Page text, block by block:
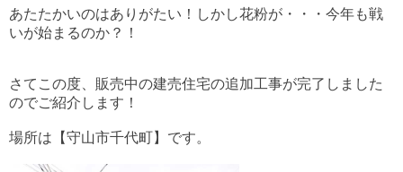
あたたかいのはありがたい！しかし花粉が・・・今年も戦
いが始まるのか？！
さてこの度、販売中の建売住宅の追加工事が完了しました
のでご紹介します！
場所は【守山市千代町】です。